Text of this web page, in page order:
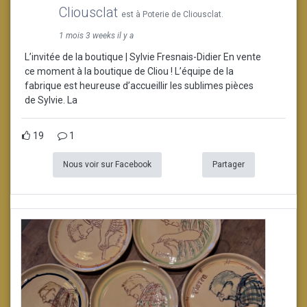
Cliousclat est à Poterie de Cliousclat.
1 mois 3 weeks il y a
L’invitée de la boutique | Sylvie Fresnais-Didier En vente
ce moment à la boutique de Cliou ! L’équipe de la
fabrique est heureuse d’accueillir les sublimes pièces
de Sylvie. La
19 1
Nous voir sur Facebook Partager